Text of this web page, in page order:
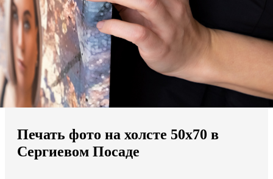
Мы доставляем по всему миру
Продолжить без города
Печать фото на холсте 50х70 в
Сергиевом Посаде